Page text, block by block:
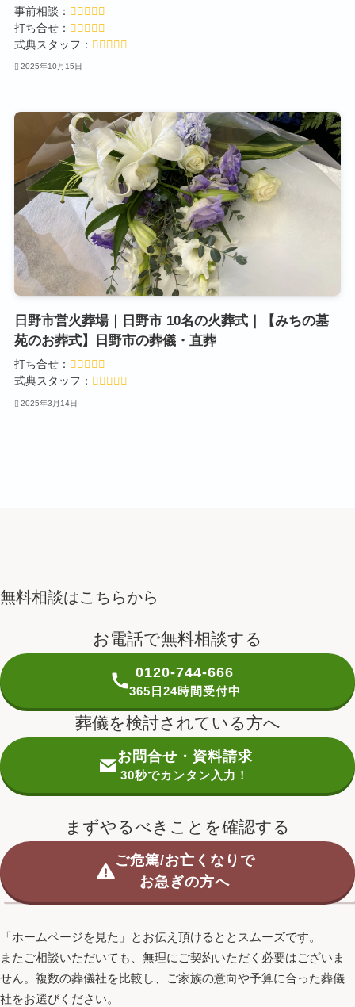
事前相談：
打ち合せ：
式典スタッフ：
2025年10月15日
日野市営火葬場｜日野市 10名の火葬式｜【みちの墓
苑のお葬式】日野市の葬儀・直葬
打ち合せ：
式典スタッフ：
2025年3月14日
無料相談はこちらから
お電話で無料相談する
0120-744-666
365日24時間受付中
葬儀を検討されている方へ
お問合せ・資料請求
30秒でカンタン入力！
まずやるべきことを確認する
ご危篤/お亡くなりで
お急ぎの方へ
「ホームページを見た」とお伝え頂けるととスムーズです。
またご相談いただいても、無理にご契約いただく必要はございま
せん。 複数の葬儀社を比較し、ご家族の意向や予算に合った葬儀
社をお選びください。